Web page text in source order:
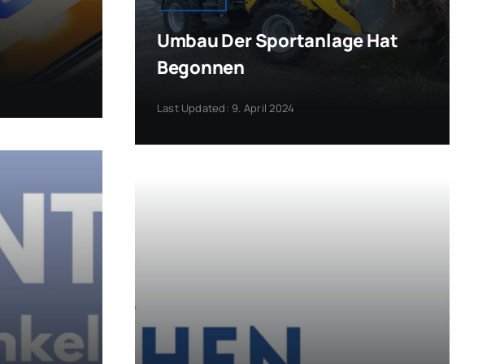
Umbau Der Sportanlage Hat
Begonnen
Last Updated: 9. April 2024